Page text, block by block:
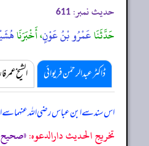
حدیث نمبر: 611
حَدَّثَنَاعَمْرُو بْنُ عَوْنٍ، أَخْبَرَنَا
ڈاکٹر عبدالرحمٰن فریوائی الشیخ
اس سند سے ابن عباس رضی اللہ عنہما
تخریج الحدیث دارالدعوہ:«‏‏‏‏صحیح البخاری/اللباس 71